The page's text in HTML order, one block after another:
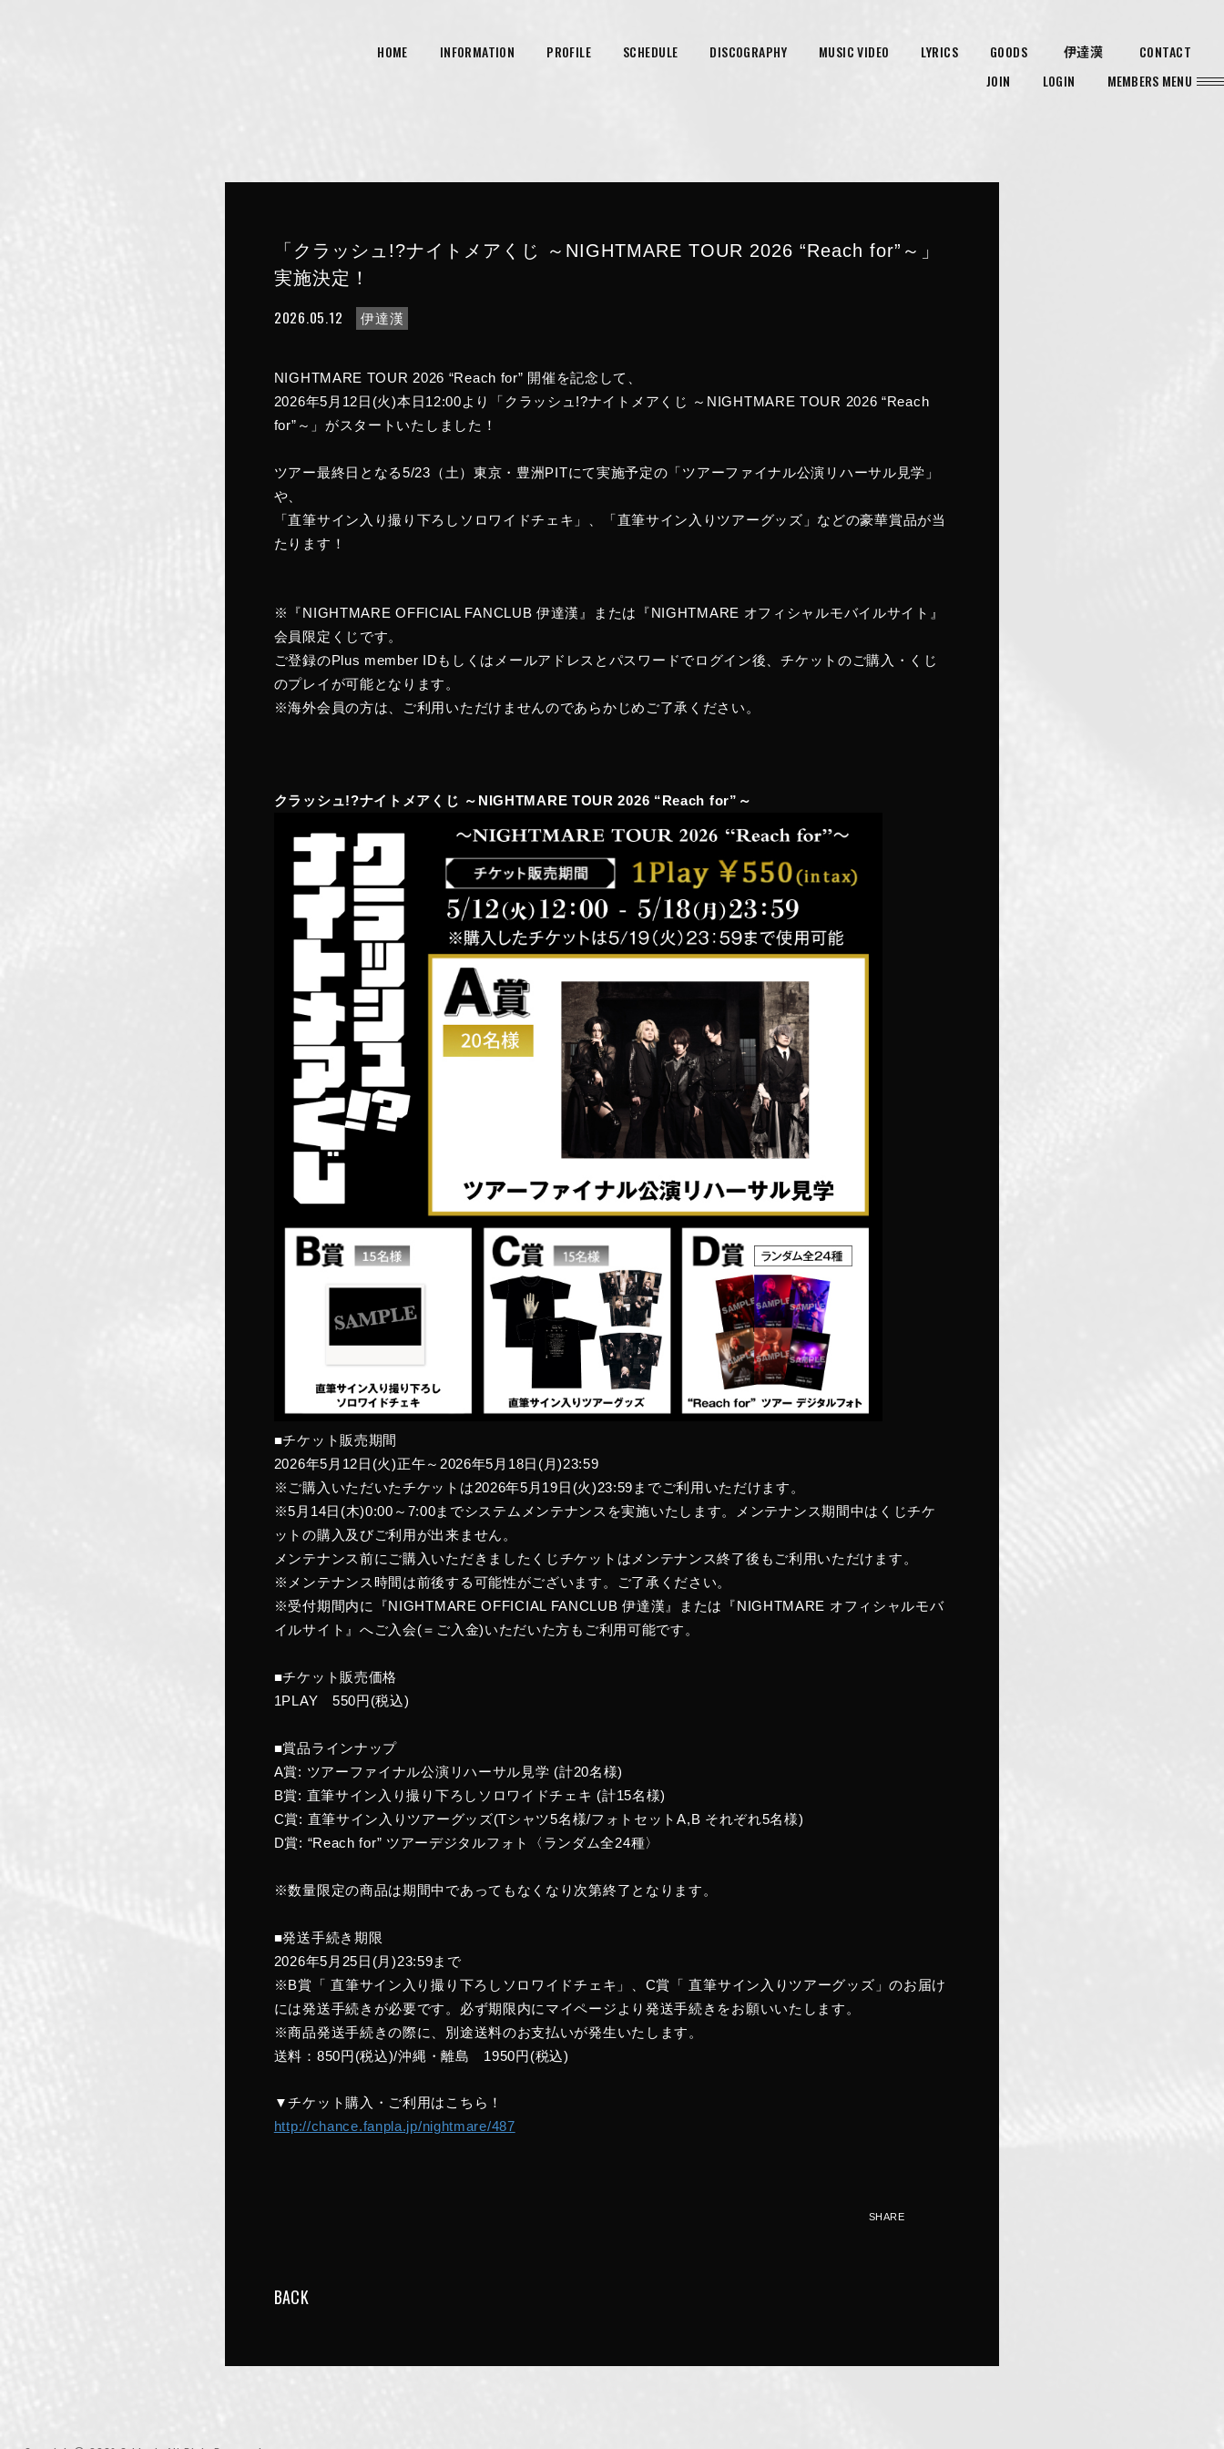
HOME INFORMATION PROFILE SCHEDULE DISCOGRAPHY MUSIC VIDEO LYRICS GOODS 伊達漢
CONTACT
JOIN
LOGIN MEMBERS MENU
「クラッシュ!?ナイトメアくじ ～NIGHTMARE TOUR 2026 “Reach for”～」
実施決定！
2026.05.12
伊達漢
NIGHTMARE TOUR 2026 “Reach for” 開催を記念して、
2026年5月12日(火)本日12:00より「クラッシュ!?ナイトメアくじ ～NIGHTMARE TOUR 2026 “Reach
for”～」がスタートいたしました！
ツアー最終日となる5/23（土）東京・豊洲PITにて実施予定の「ツアーファイナル公演リハーサル見学」
や、
「直筆サイン入り撮り下ろしソロワイドチェキ」、「直筆サイン入りツアーグッズ」などの豪華賞品が当
たります！
※『NIGHTMARE OFFICIAL FANCLUB 伊達漢』または『NIGHTMARE オフィシャルモバイルサイト』
会員限定くじです。
ご登録のPlus member IDもしくはメールアドレスとパスワードでログイン後、チケットのご購入・くじ
のプレイが可能となります。
※海外会員の方は、ご利用いただけませんのであらかじめご了承ください。
クラッシュ!?ナイトメアくじ ～NIGHTMARE TOUR 2026 “Reach for”～
■チケット販売期間
2026年5月12日(火)正午～2026年5月18日(月)23:59
※ご購入いただいたチケットは2026年5月19日(火)23:59までご利用いただけます。
※5月14日(木)0:00～7:00までシステムメンテナンスを実施いたします。メンテナンス期間中はくじチケ
ットの購入及びご利用が出来ません。
メンテナンス前にご購入いただきましたくじチケットはメンテナンス終了後もご利用いただけます。
※メンテナンス時間は前後する可能性がございます。ご了承ください。
※受付期間内に『NIGHTMARE OFFICIAL FANCLUB 伊達漢』または『NIGHTMARE オフィシャルモバ
イルサイト』へご入会(＝ご入金)いただいた方もご利用可能です。
■チケット販売価格
1PLAY
550円 (税込)
■賞品ラインナップ
A賞: ツアーファイナル公演リハーサル見学 (計20名様)
B賞: 直筆サイン入り撮り下ろしソロワイドチェキ (計15名様)
C賞: 直筆サイン入りツアーグッズ(Tシャツ5名様/フォトセットA,B それぞれ5名様)
D賞: “Reach for” ツアーデジタルフォト〈ランダム全24種〉
※数量限定の商品は期間中であってもなくなり次第終了となります。
■発送手続き期限
2026年5月25日(月)23:59まで
※B賞「 直筆サイン入り撮り下ろしソロワイドチェキ」、C賞「 直筆サイン入りツアーグッズ」のお届け
には発送手続きが必要です。必ず期限内にマイページより発送手続きをお願いいたします。
※商品発送手続きの際に、別途送料のお支払いが発生いたします。
送料：850円(税込)/沖縄・離島 1950円(税込)
▼チケット購入・ご利用はこちら！
http://chance.fanpla.jp/nightmare/487
SHARE
BACK